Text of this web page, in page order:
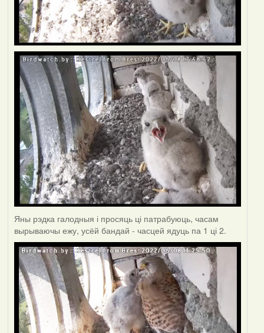
Яны рэдка галодныя і просяць ці патрабуюць, часам
вырываючы ежу, усёй бандай - часцей ядуць па 1 ці 2.